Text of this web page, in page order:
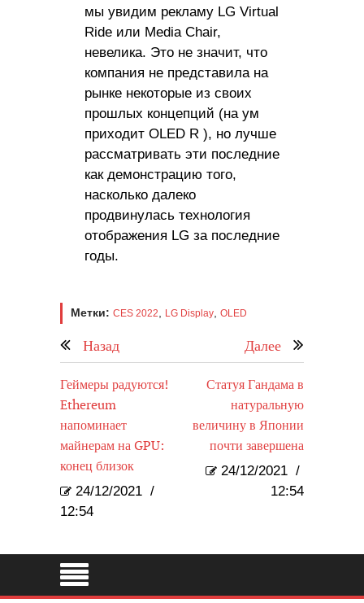
мы увидим рекламу LG Virtual
Ride или Media Chair,
невелика. Это не значит, что
компания не представила на
рынке некоторые из своих
прошлых концепций (на ум
приходит OLED R ), но лучше
рассматривать эти последние
как демонстрацию того,
насколько далеко
продвинулась технология
отображения LG за последние
годы.
Метки: CES 2022 LG Display OLED
Назад Далее
Геймеры радуются!
Ethereum
напоминает
майнерам на GPU:
конец близок
24/12/2021 /
12:54
Статуя Гандама в
натуральную
величину в Японии
почти завершена
24/12/2021 /
12:54